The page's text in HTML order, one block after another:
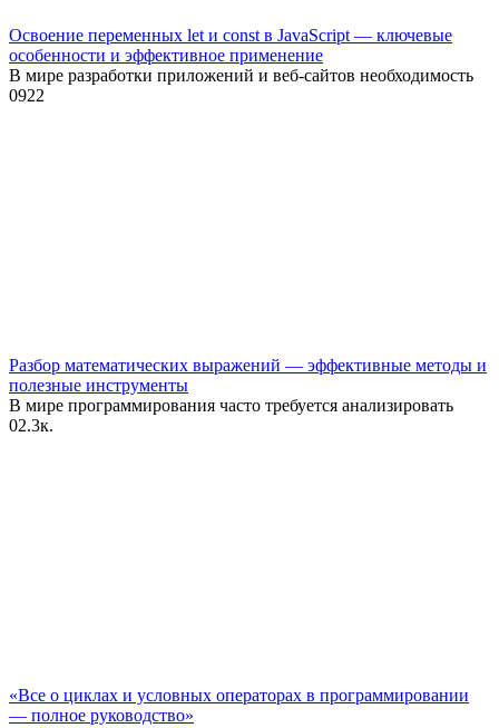
Освоение переменных let и const в JavaScript — ключевые
особенности и эффективное применение
В мире разработки приложений и веб-сайтов необходимость
0922
Разбор математических выражений — эффективные методы и
полезные инструменты
В мире программирования часто требуется анализировать
02.3к.
«Все о циклах и условных операторах в программировании
— полное руководство»